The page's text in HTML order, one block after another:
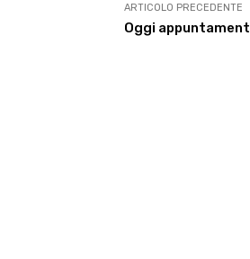
ARTICOLO PRECEDENTE
Oggi